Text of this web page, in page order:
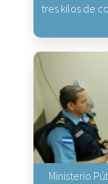
tres kilos de
Ministerio